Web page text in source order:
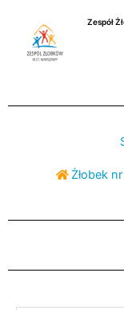
Zespół
Żłobek